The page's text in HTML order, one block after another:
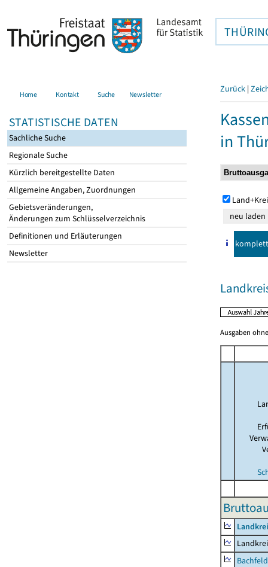
Home Kontakt Suche Newsletter
STATISTISCHE DATEN
Sachliche Suche
Regionale Suche
Kürzlich bereitgestellte Daten
Allgemeine Angaben, Zuordnungen
Gebietsveränderungen,
Änderungen zum Schlüsselverzeichnis
Definitionen und Erläuterungen
Newsletter
Zurück |
in
komplett
Ausgaben
Bachfeld